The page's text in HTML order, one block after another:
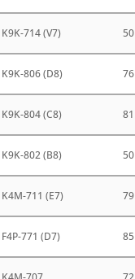
K9K-714 (V7) 50
K9K-806 (D8) 76
K9K-804 (C8) 81
K9K-802 (B8) 50
K4M-711 (E7) 79
F4P-771 (D7) 85